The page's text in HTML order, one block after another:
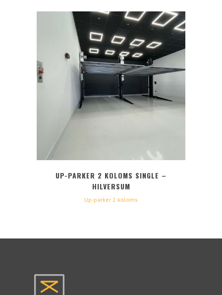
UP-PARKER 2 KOLOMS SINGLE –
HILVERSUM
Up-parker 2 koloms